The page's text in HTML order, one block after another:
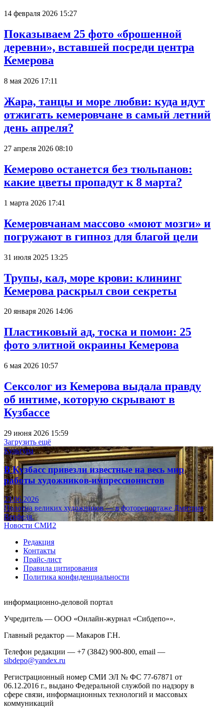
14 февраля 2026 15:27
Показываем 25 фото «брошенной
деревни», вставшей посреди центра
Кемерова
8 мая 2026 17:11
Жара, танцы и море любви: куда идут
отжигать кемеровчане в самый летний
день апреля?
27 апреля 2026 08:10
Кемерово останется без тюльпанов:
какие цветы пропадут к 8 марта?
1 марта 2026 17:41
Кемеровчанам массово «моют мозги» и
погружают в гипноз для благой цели
31 июля 2025 13:25
Трупы, кал, море крови: клининг
Кемерова раскрыл свои секреты
20 января 2026 14:06
Пластиковый ад, тоска и помои: 25
фото элитной окраины Кемерова
6 мая 2026 10:57
Сексолог из Кемерова выдала правду
об интиме, которую скрывают в
Кузбассе
29 июня 2026 15:59
Загрузить ещё
Культура
В Кузбасс привезли известные на весь мир
работы художников-импрессионистов
23.06.2026
Полотна великих художников — в фоторепортаже Дмитрия
Верфеля.
Новости СМИ2
Редакция
Контакты
Прайс-лист
Правила цитирования
Политика конфиденциальности
информационно-деловой портал
Учредитель — ООО «Онлайн-журнал «Сибдепо»».
Главный редактор — Макаров Г.Н.
Телефон редакции — +7 (3842) 900-800, email —
sibdepo@yandex.ru
Регистрационный номер СМИ ЭЛ № ФС 77-67871 от
06.12.2016 г., выдано Федеральной службой по надзору в
сфере связи, информационных технологий и массовых
коммуникаций